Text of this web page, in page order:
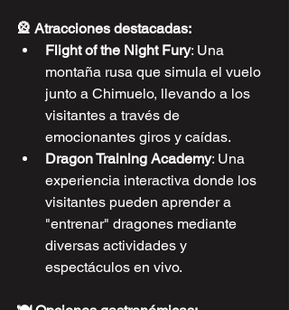
🎡 Atracciones destacadas:
Flight of the Night Fury: Una
montaña rusa que simula el vuelo
junto a Chimuelo, llevando a los
visitantes a través de
emocionantes giros y caídas.
Dragon Training Academy: Una
experiencia interactiva donde los
visitantes pueden aprender a
"entrenar" dragones mediante
diversas actividades y
espectáculos en vivo.